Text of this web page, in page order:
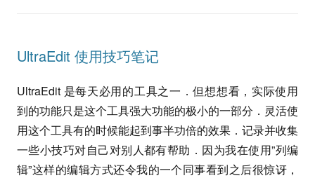
UltraEdit 使用技巧笔记
UltraEdit 是每天必用的工具之一．但想想看，实际使用
到的功能只是这个工具强大功能的极小的一部分．灵活使
用这个工具有的时候能起到事半功倍的效果．记录并收集
一些小技巧对自己对别人都有帮助．因为我在使用”列编
辑”这样的编辑方式还令我的一个同事看到之后很惊讶，